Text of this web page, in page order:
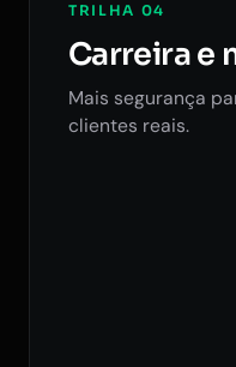
TRILHA 04
Carreira e
Mais segurança
clientes reais.